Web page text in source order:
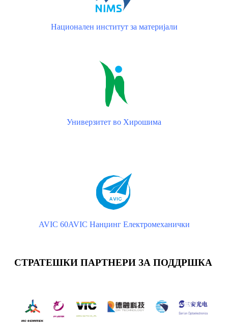
Национален институт за материјали
Универзитет во Хирошима
AVIC 60AVIC Нанџинг Електромеханички
СТРАТЕШКИ ПАРТНЕРИ ЗА ПОДДРШКА